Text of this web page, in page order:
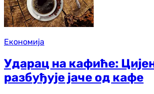
Економија
Ударац на кафиће:
разбуђује јаче од кафе